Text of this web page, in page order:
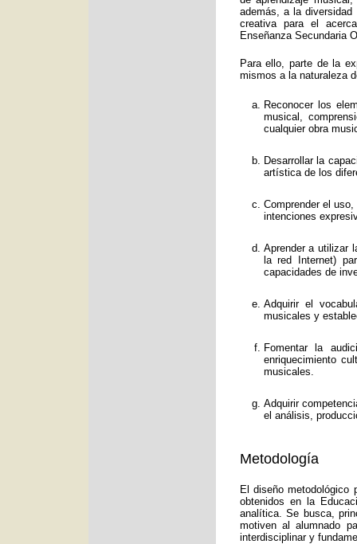
además, a la
creativa para el
Enseñanza Secundaria
Para ello, parte de la
mismos a la naturaleza
Reconocer los
musical,
cualquier obra
Desarrollar la
artística de los
Comprender el
intenciones
Aprender a utilizar
la red Internet)
capacidades de
Adquirir el
musicales y
Fomentar la
enriquecimiento
musicales.
Adquirir
el análisis,
Metodología
El diseño metodológico
obtenidos en la
analítica. Se busca,
motiven al alumnado
interdisciplinar y